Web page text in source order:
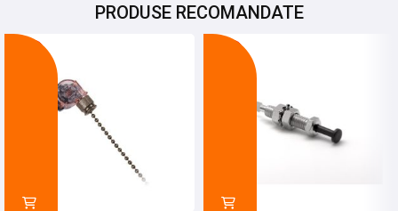
PRODUSE RECOMANDATE